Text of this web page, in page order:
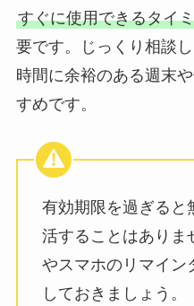
すぐに使用できるタイ
要です。じっくり相談
時間に余裕のある週末
すめです。
有効期限を過ぎると
活することはありま
やスマホのリマイン
しておきましょう。